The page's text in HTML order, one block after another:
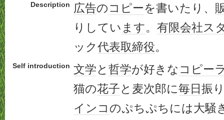
Description 広告のコピーを書いたり、
りしてい ます。 有限会社ス
ック代表取締役。
Self introduction 文学と 哲学が好きな コピー
猫の花子と麦次郎に毎日振
インコ のぷちぷちには大騒